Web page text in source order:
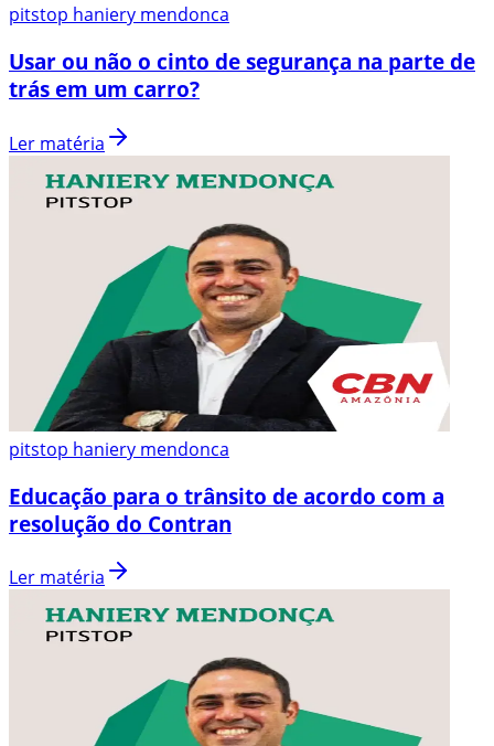
pitstop haniery mendonca
Usar ou não o cinto de segurança na parte de
trás em um carro?
Ler matéria
pitstop haniery mendonca
Educação para o trânsito de acordo com a
resolução do Contran
Ler matéria